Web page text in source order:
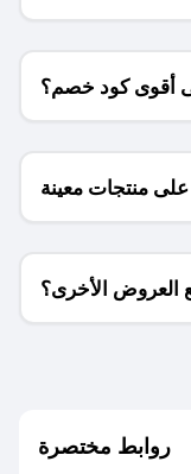
أقوى كود خصم؟
منتجات معينة
فقط؟
الأخرى؟
روابط مختصرة